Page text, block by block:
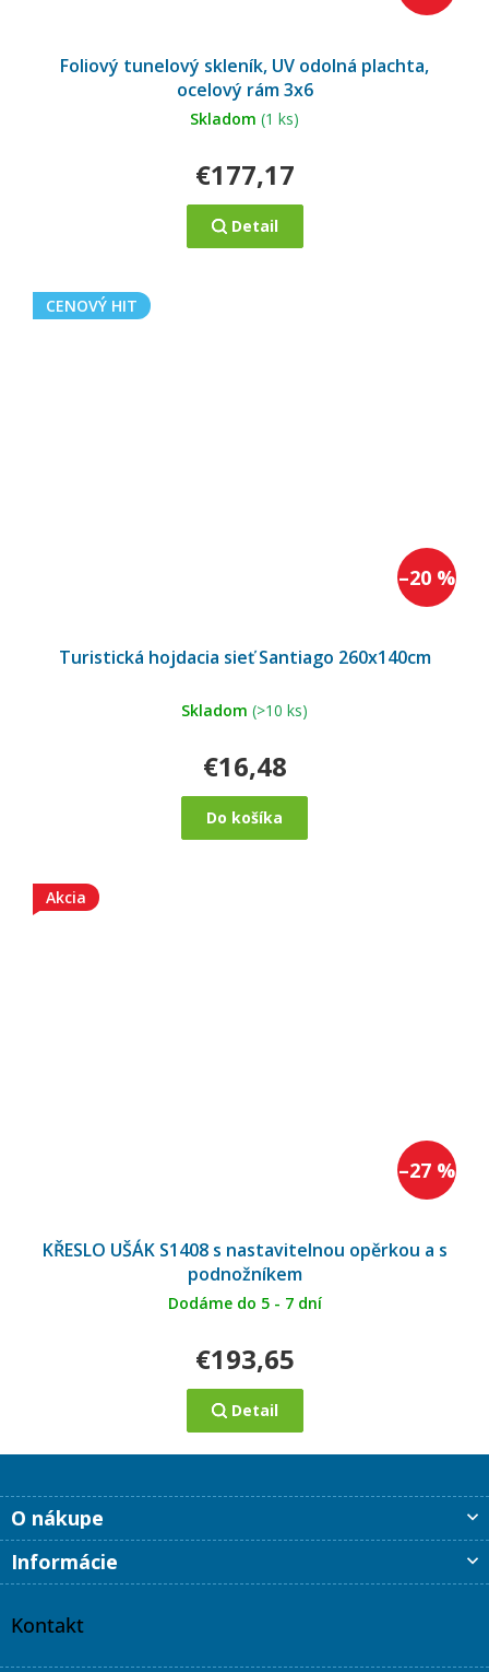
Foliový tunelový skleník, UV odolná plachta,
ocelový rám 3x6
Skladom (1 ks)
€177,17
Detail
CENOVÝ HIT
–20 %
Turistická hojdacia sieť Santiago 260x140cm
Skladom (>10 ks)
€16,48
Do košíka
Akcia
–27 %
KŘESLO UŠÁK S1408 s nastavitelnou opěrkou a s
podnožníkem
Dodáme do 5 - 7 dní
€193,65
Detail
Z
ä
O nákupe
Informácie
Kontakt